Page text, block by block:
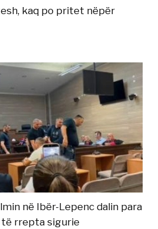
kaq po pritet nëpër
në Ibër-Lepenc dalin para
të rrepta sigurie